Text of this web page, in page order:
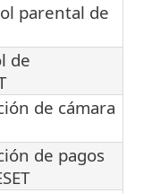
parental de
de
de cámara
de pagos